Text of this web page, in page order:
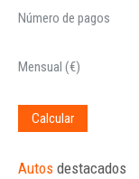
Número de pagos
Mensual (€)
Calcular
Autos destacados